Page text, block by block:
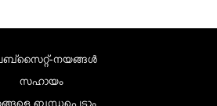
നയങ്ങള്‍
സഹായം
ബന്ധപ്പെടാം